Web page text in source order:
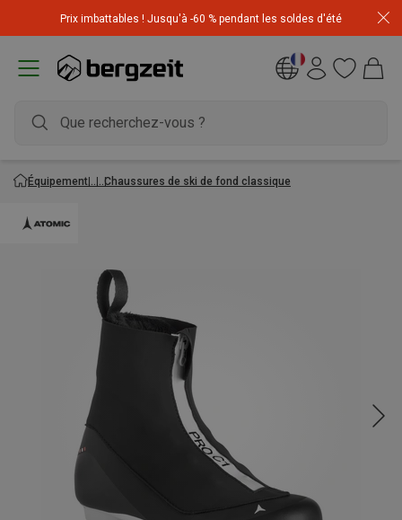
Prix imbattables ! Jusqu'à -60 % pendant les soldes d'été
l'article le moins cher! Code
Équipement Chaussures de ski de fond classique